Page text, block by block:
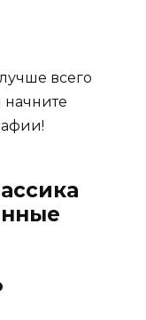
всего
начните